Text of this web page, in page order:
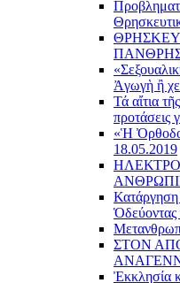
Ἀγωγὴ ἢ
Τά αἴτια
προτάσεις
«Ἡ
18.05.2019
Κατάργηση
Ὁδεύοντας
ΣΤΟΝ
Ἐκκλησία